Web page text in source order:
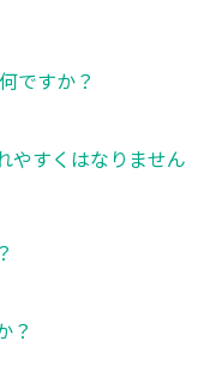
ですか？
やすくはなりません
？